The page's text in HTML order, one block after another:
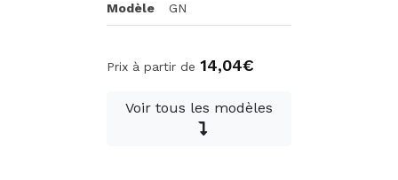
Modèle GN
Prix à partir de 14,04€
Voir tous les modèles